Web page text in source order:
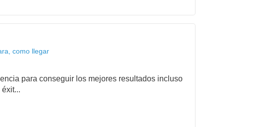
como llegar
para conseguir los mejores resultados incluso